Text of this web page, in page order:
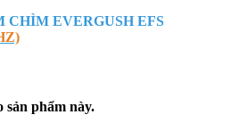
CHÌM EVERGUSH EFS
sản phẩm này.